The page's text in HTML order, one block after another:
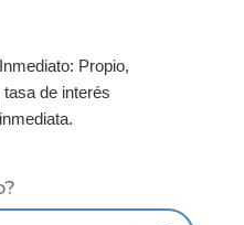
Propio,
de interés